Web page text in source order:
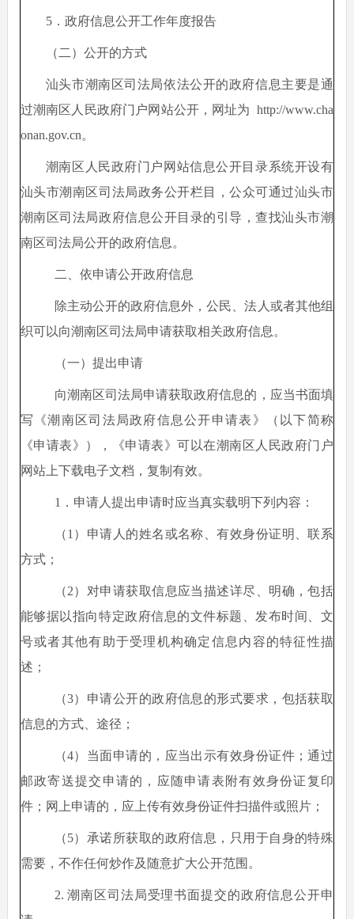
5．政府信息公开工作年度报告
（二）公开的方式
汕头市潮南区司法局依法公开的政府信息主要是通
过潮南区人民政府门户网站公开，网址为 http://www.cha
onan.gov.cn。
潮南区人民政府门户网站信息公开目录系统开设有
汕头市潮南区司法局政务公开栏目，公众可通过汕头市
潮南区司法局政府信息公开目录的引导，查找汕头市潮
南区司法局公开的政府信息。
二、依申请公开政府信息
除主动公开的政府信息外，公民、法人或者其他组
织可以向潮南区司法局申请获取相关政府信息。
（一）提出申请
向潮南区司法局申请获取政府信息的，应当书面填
写《潮南区司法局政府信息公开申请表》（以下简称
《申请表》），《申请表》可以在潮南区人民政府门户
网站上下载电子文档，复制有效。
1．申请人提出申请时应当真实载明下列内容：
（1）申请人的姓名或名称、有效身份证明、联系
方式；
（2）对申请获取信息应当描述详尽、明确，包括
能够据以指向特定政府信息的文件标题、发布时间、文
号或者其他有助于受理机构确定信息内容的特征性描
述；
（3）申请公开的政府信息的形式要求，包括获取
信息的方式、途径；
（4）当面申请的，应当出示有效身份证件；通过
邮政寄送提交申请的，应随申请表附有效身份证复印
件；网上申请的，应上传有效身份证件扫描件或照片；
（5）承诺所获取的政府信息，只用于自身的特殊
需要，不作任何炒作及随意扩大公开范围。
2. 潮南区司法局受理书面提交的政府信息公开申